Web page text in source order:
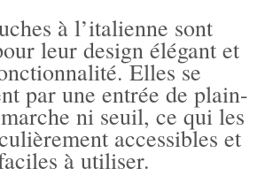
à l’italienne sont
leur design élégant et
Elles se
par une entrée de plain-
ni seuil, ce qui les
accessibles et
à utiliser.